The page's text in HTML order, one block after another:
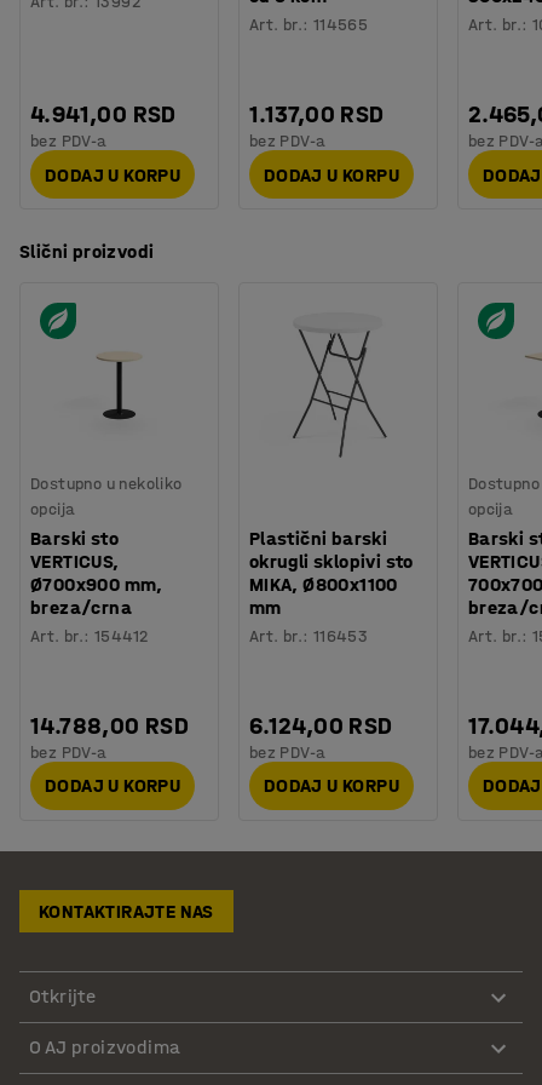
4.941,00 RSD
bez PDV-a
DODAJ U KORPU
Art. br.: 114565
1.137,00 RSD
bez PDV-a
DODAJ U KORPU
Art. br.:
bez PDV-
Slični proizvodi
Dostupno u nekoliko
opcija
Barski sto
VERTICUS,
Ø700x900 mm,
breza/crna
Art. br.:154412
14.788,00 RSD
bez PDV-a
DODAJ U KORPU
Plastični barski
okrugli sklopivi sto
MIKA, Ø800x1100
mm
Art. br.: 116453
6.124,00 RSD
bez PDV-a
DODAJ U KORPU
opcija
Barski
breza/
Art. br.:
bez PDV-
KONTAKTIRAJTE NAS
Otkrijte
O AJ proizvodima